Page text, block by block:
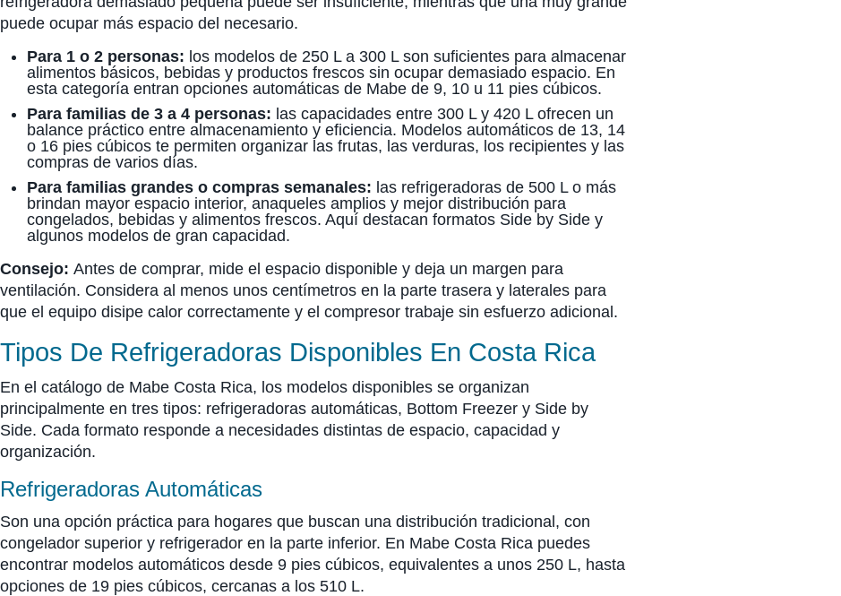
puede ocupar más espacio del necesario.
Para 1 o 2 personas: los modelos de 250 L a 300 L son suficientes para almacenar
alimentos básicos, bebidas y productos frescos sin ocupar demasiado espacio. En
esta categoría entran opciones automáticas de Mabe de 9, 10 u 11 pies cúbicos.
Para familias de 3 a 4 personas: las capacidades entre 300 L y 420 L ofrecen un
balance práctico entre almacenamiento y eficiencia. Modelos automáticos de 13, 14
o 16 pies cúbicos te permiten organizar las frutas, las verduras, los recipientes y las
compras de varios días.
Para familias grandes o compras semanales: las refrigeradoras de 500 L o más
brindan mayor espacio interior, anaqueles amplios y mejor distribución para
congelados, bebidas y alimentos frescos. Aquí destacan formatos Side by Side y
algunos modelos de gran capacidad.
Consejo: Antes de comprar, mide el espacio disponible y deja un margen para
ventilación. Considera al menos unos centímetros en la parte trasera y laterales para
que el equipo disipe calor correctamente y el compresor trabaje sin esfuerzo adicional.
Tipos De Refrigeradoras Disponibles En Costa Rica
En el catálogo de Mabe Costa Rica, los modelos disponibles se organizan
principalmente en tres tipos: refrigeradoras automáticas, Bottom Freezer y Side by
Side. Cada formato responde a necesidades distintas de espacio, capacidad y
organización.
Refrigeradoras Automáticas
Son una opción práctica para hogares que buscan una distribución tradicional, con
congelador superior y refrigerador en la parte inferior. En Mabe Costa Rica puedes
encontrar modelos automáticos desde 9 pies cúbicos, equivalentes a unos 250 L, hasta
opciones de 19 pies cúbicos, cercanas a los 510 L.